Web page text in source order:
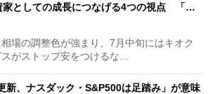
家としての成長につなげる4つの視点 「…
場の調整色が強まり、7月中旬にはキオク
がストップ安をつけるな…
新、ナスダック・S&P500は足踏み」が意味